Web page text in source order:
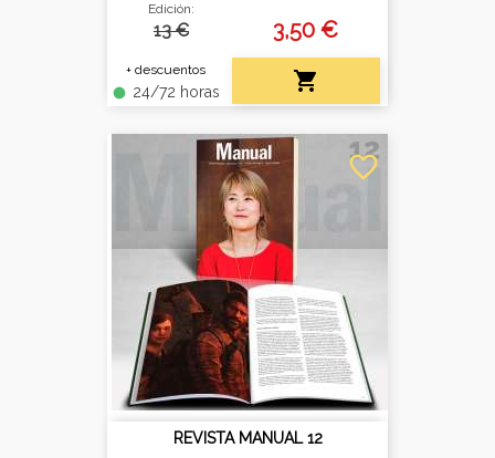
Edición:
13 €
+ descuentos
fiber_manual_record 24/72 horas
3,50 €

REVISTA MANUAL 12
favorite_border